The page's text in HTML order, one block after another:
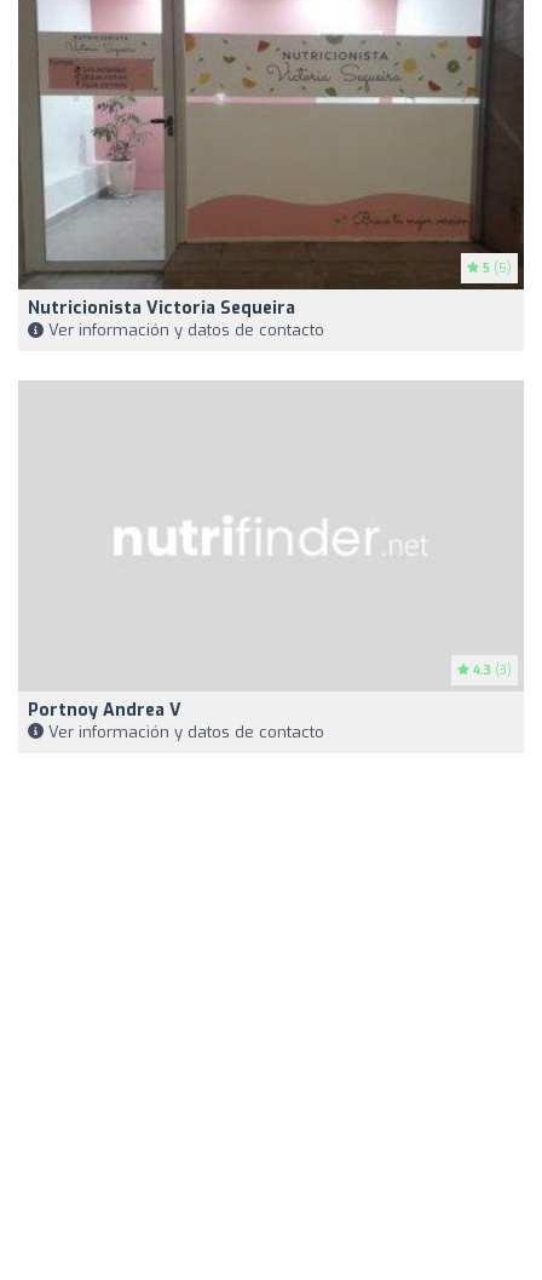
5 (5)
Nutricionista Victoria Sequeira
Ver información y datos de contacto
4.3 (3)
Portnoy Andrea V
Ver información y datos de contacto